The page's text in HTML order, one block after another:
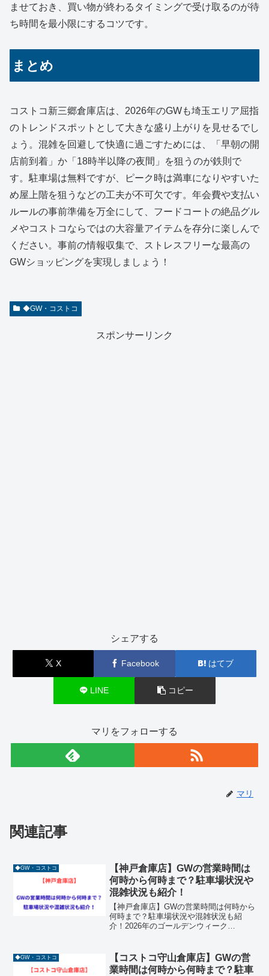
ませておき、買い物が終わるタイミングで受け取るのが待
ち時間を最小限にするコツです。
まとめ
コストコ新三郷倉庫店は、2026年のGWも埼玉エリア屈指
のトレンドスポットとして大きな盛り上がりを見せるでし
ょう。混雑を回避して快適に過ごすためには、「早朝の開
店前到着」か「18時半以降の夜間」を狙うのが鉄則で
す。駐車場は無料ですが、ピーク時は満車になりやすいた
め屋上階を狙うなどの工夫が不可欠です。年会費や支払い
ルールの事前準備を万全にして、フードコートの絶品グル
メやコストコならではの大容量アイテムを存分に楽しんで
ください。事前の情報収集で、ストレスフリーな最高の
GWショッピングを実現しましょう！
◆GW・コストコ
スポンサーリンク
シェアする
X Facebook はてブ
LINE コピー
マリをフォローする
マリ
関連記事
◆GW・コストコ
【神戸倉庫店】GWの営業時間は
何時から何時まで？駐車場状況や
混雑状況も紹介！
【神戸倉庫店】GWの営業時間は何時から
何時まで？駐車場状況や混雑状況も紹
介！2026年のゴールデンウィーク
ではないでしょうか。神戸市垂水区に位
置する「コストコ神戸倉庫...
◆GW・コストコ
【コストコ守山倉庫店】GWの営
業時間は何時から何時まで？駐車